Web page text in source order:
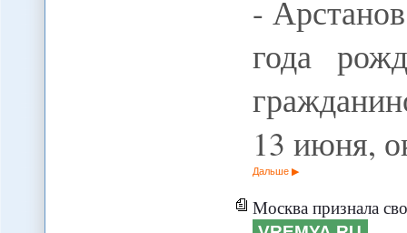
-
года
13 июня,
Дальше
Москва признала